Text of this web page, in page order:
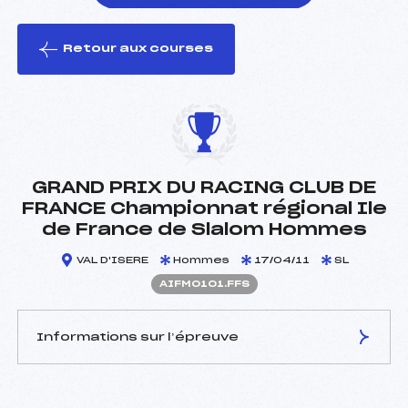
le ski
Retour aux courses
GRAND PRIX DU RACING CLUB DE
FRANCE Championnat régional Ile
de France de Slalom Hommes
VAL D'ISERE Hommes 17/04/11 SL
AIFM0101.FFS
Informations sur l’épreuve